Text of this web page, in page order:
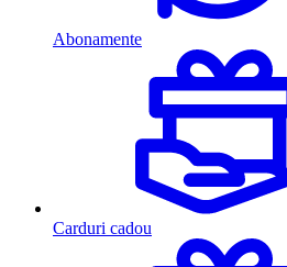
Abonamente
Carduri cadou